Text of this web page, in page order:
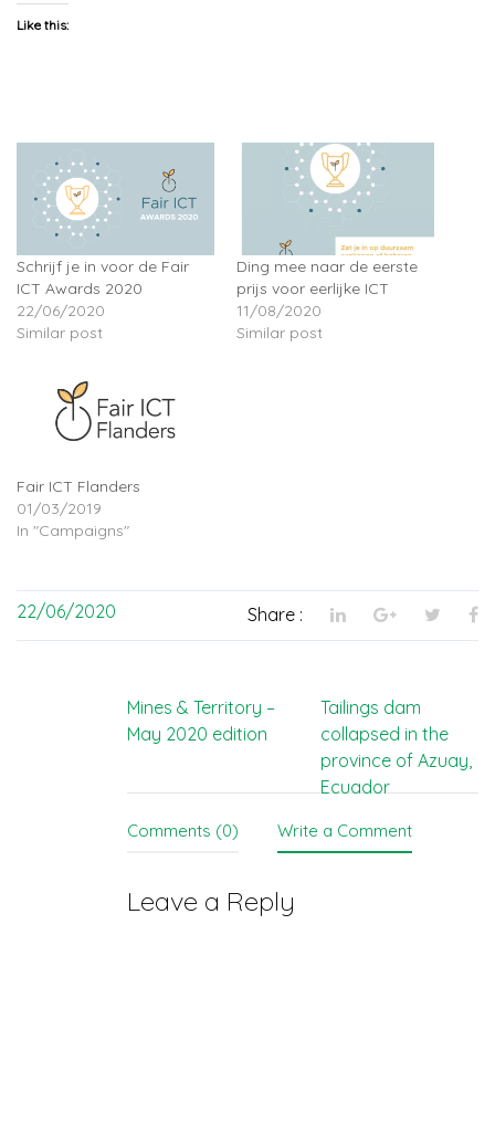
Like this:
Schrijf je in voor de Fair
ICT Awards 2020
22/06/2020
Similar post
Ding mee naar de eerste
prijs voor eerlijke ICT
11/08/2020
Similar post
Fair ICT Flanders
01/03/2019
In "Campaigns"
22/06/2020 Share :
Post
navigation
Mines & Territory –
May 2020 edition
Tailings dam
collapsed in the
province of Azuay,
Ecuador
Comments (0) Write a Comment
Leave a Reply